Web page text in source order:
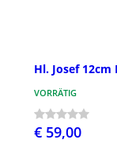
Hl. Josef
VORRÄTIG
€ 59,00